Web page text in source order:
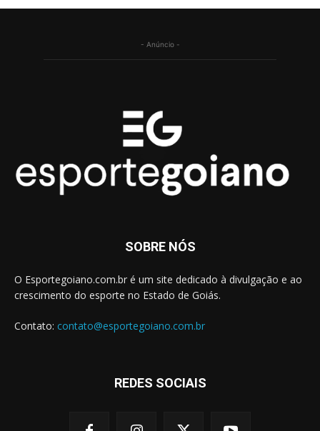
- Anúncio -
SOBRE NÓS
O Esportegoiano.com.br é um site dedicado à divulgação e ao
crescimento do esporte no Estado de Goiás.
Contato: contato@esportegoiano.com.br
REDES SOCIAIS